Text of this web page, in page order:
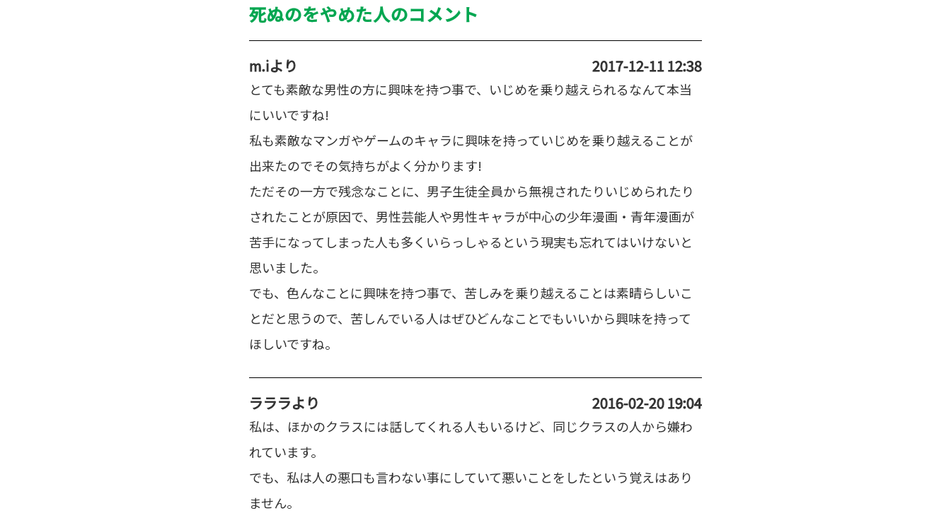
死ぬのをやめた人のコメント
m.iより 2017-12-11 12:38
とても素敵な男性の方に興味を持つ事で、いじめを乗り越えられるなんて本当
にいいですね!
私も素敵なマンガやゲームのキャラに興味を持っていじめを乗り越えることが
出来たのでその気持ちがよく分かります!
ただその一方で残念なことに、男子生徒全員から無視されたりいじめられたり
されたことが原因で、男性芸能人や男性キャラが中心の少年漫画・青年漫画が
苦手になってしまった人も多くいらっしゃるという現実も忘れてはいけないと
思いました。
でも、色んなことに興味を持つ事で、苦しみを乗り越えることは素晴らしいこ
とだと思うので、苦しんでいる人はぜひどんなことでもいいから興味を持って
ほしいですね。
ラララより 2016-02-20 19:04
私は、ほかのクラスには話してくれる人もいるけど、同じクラスの人から嫌わ
れています。
でも、私は人の悪口も言わない事にしていて悪いことをしたという覚えはあり
ません。